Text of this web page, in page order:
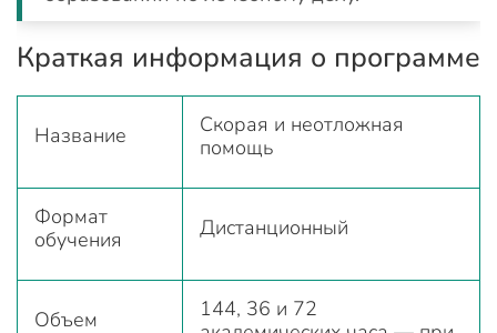
Краткая информация о программе
Название
Скорая и неотложная
помощь
Формат
обучения
Дистанционный
Объем
144, 36 и 72